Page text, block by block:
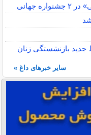
جهانی
جدید بازنشستگی زنان
سایر خبرهای داغ »